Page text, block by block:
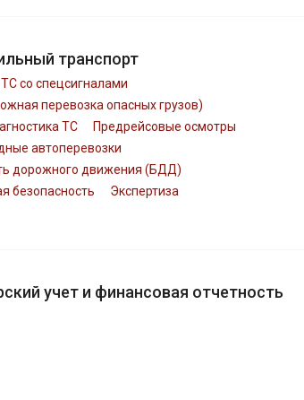
транспорт
со спецсигналами
перевозка опасных грузов)
ТС
Предрейсовые осмотры
автоперевозки
дорожного движения (БДД)
безопасность
Экспертиза
учет и финансовая отчетность